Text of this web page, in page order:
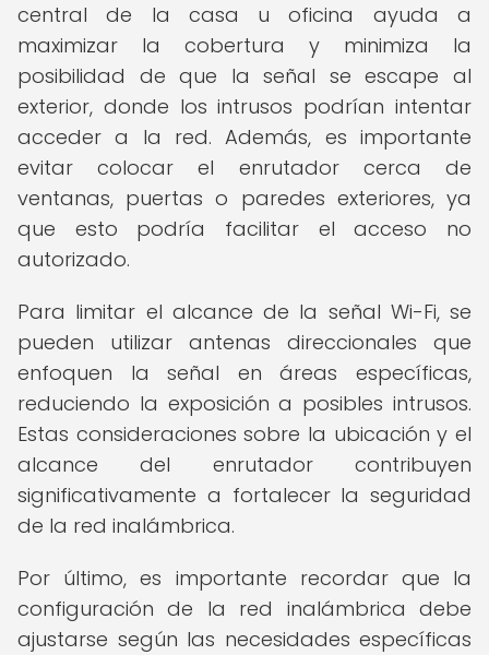
central de la casa u oficina ayuda a
maximizar la cobertura y minimiza la
posibilidad de que la señal se escape al
exterior, donde los intrusos podrían intentar
acceder a la red. Además, es importante
evitar colocar el enrutador cerca de
ventanas, puertas o paredes exteriores, ya
que esto podría facilitar el acceso no
autorizado.
Para limitar el alcance de la señal Wi-Fi, se
pueden utilizar antenas direccionales que
enfoquen la señal en áreas específicas,
reduciendo la exposición a posibles intrusos.
Estas consideraciones sobre la ubicación y el
alcance del enrutador contribuyen
significativamente a fortalecer la seguridad
de la red inalámbrica.
Por último, es importante recordar que la
configuración de la red inalámbrica debe
ajustarse según las necesidades específicas